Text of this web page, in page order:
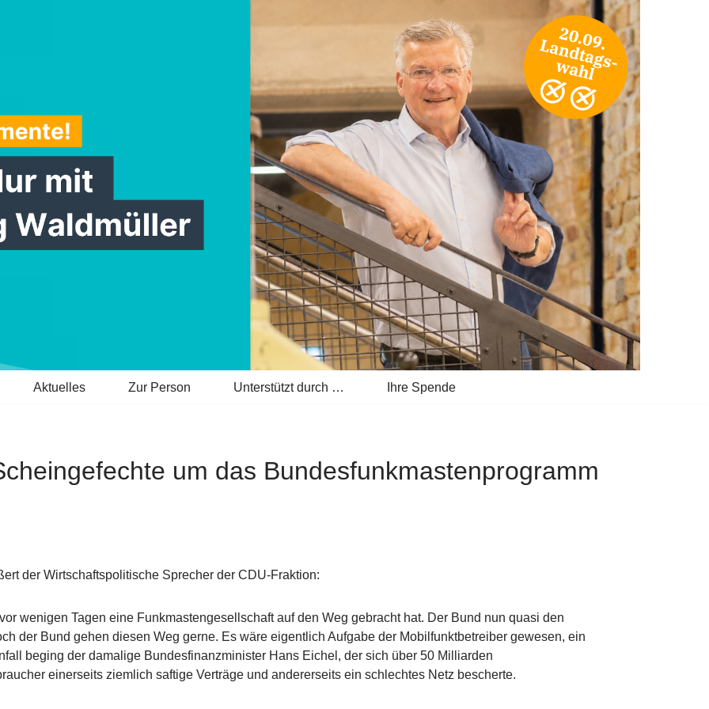
Aktuelles Zur Person Unterstützt durch … Ihre Spende
um das Bundesfunkmastenprogramm
der Wirtschaftspolitische Sprecher der CDU-Fraktion:
wenigen Tagen eine Funkmastengesellschaft auf den Weg gebracht hat. Der Bund nun quasi den
der Bund gehen diesen Weg gerne. Es wäre eigentlich Aufgabe der Mobilfunktbetreiber gewesen, ein
beging der damalige Bundesfinanzminister Hans Eichel, der sich über 50 Milliarden
einerseits ziemlich saftige Verträge und andererseits ein schlechtes Netz bescherte.